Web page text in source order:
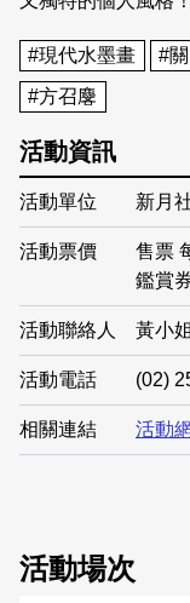
#現代水墨畫 #關
#方召麐
活動資訊
活動單位 新月
活動票價
售票
鑑賞
活動聯絡人 黃小姐
活動電話 (02)
相關連結 活動
活動場次